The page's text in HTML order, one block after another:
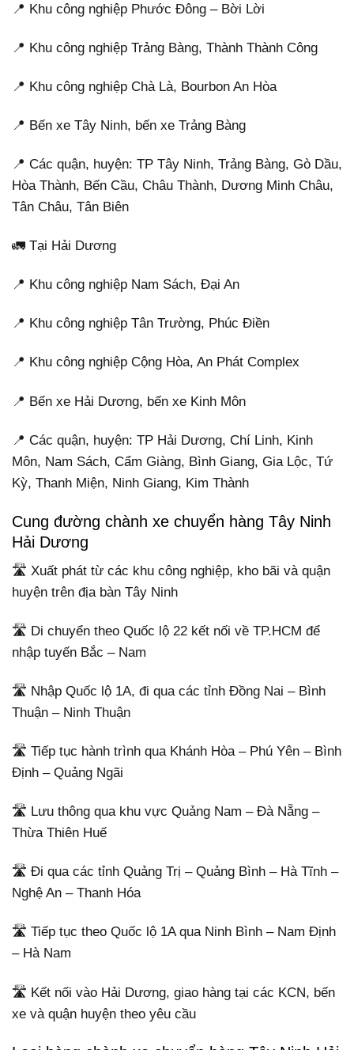
📍 Khu công nghiệp Phước Đông – Bời Lời
📍 Khu công nghiệp Trảng Bàng, Thành Thành Công
📍 Khu công nghiệp Chà Là, Bourbon An Hòa
📍 Bến xe Tây Ninh, bến xe Trảng Bàng
📍 Các quận, huyện: TP Tây Ninh, Trảng Bàng, Gò Dầu,
Hòa Thành, Bến Cầu, Châu Thành, Dương Minh Châu,
Tân Châu, Tân Biên
🚛 Tại Hải Dương
📍 Khu công nghiệp Nam Sách, Đại An
📍 Khu công nghiệp Tân Trường, Phúc Điền
📍 Khu công nghiệp Cộng Hòa, An Phát Complex
📍 Bến xe Hải Dương, bến xe Kinh Môn
📍 Các quận, huyện: TP Hải Dương, Chí Linh, Kinh
Môn, Nam Sách, Cẩm Giàng, Bình Giang, Gia Lộc, Tứ
Kỳ, Thanh Miện, Ninh Giang, Kim Thành
Cung đường chành xe chuyển hàng Tây Ninh
Hải Dương
🛣️ Xuất phát từ các khu công nghiệp, kho bãi và quận
huyện trên địa bàn Tây Ninh
🛣️ Di chuyển theo Quốc lộ 22 kết nối về TP.HCM để
nhập tuyến Bắc – Nam
🛣️ Nhập Quốc lộ 1A, đi qua các tỉnh Đồng Nai – Bình
Thuận – Ninh Thuận
🛣️ Tiếp tục hành trình qua Khánh Hòa – Phú Yên – Bình
Định – Quảng Ngãi
🛣️ Lưu thông qua khu vực Quảng Nam – Đà Nẵng –
Thừa Thiên Huế
🛣️ Đi qua các tỉnh Quảng Trị – Quảng Bình – Hà Tĩnh –
Nghệ An – Thanh Hóa
🛣️ Tiếp tục theo Quốc lộ 1A qua Ninh Bình – Nam Định
– Hà Nam
🛣️ Kết nối vào Hải Dương, giao hàng tại các KCN, bến
xe và quận huyện theo yêu cầu